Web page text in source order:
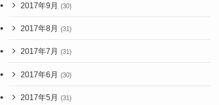
2017年9月 (30)
2017年8月 (31)
2017年7月 (31)
2017年6月 (30)
2017年5月 (31)